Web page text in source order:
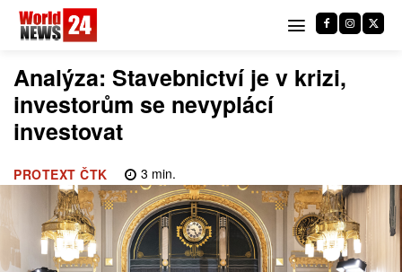
Analýza: Stavebnictví je v krizi,
investorům se nevyplácí
investovat
PROTEXT ČTK 3 min.